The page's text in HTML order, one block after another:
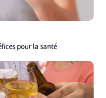
pour la santé